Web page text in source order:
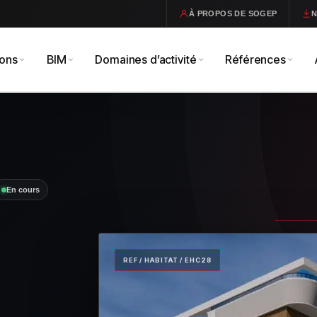
À PROPOS DE SOGEP
BIM Domaines d’activité Références
En cours
REF / HABITAT / EHC28